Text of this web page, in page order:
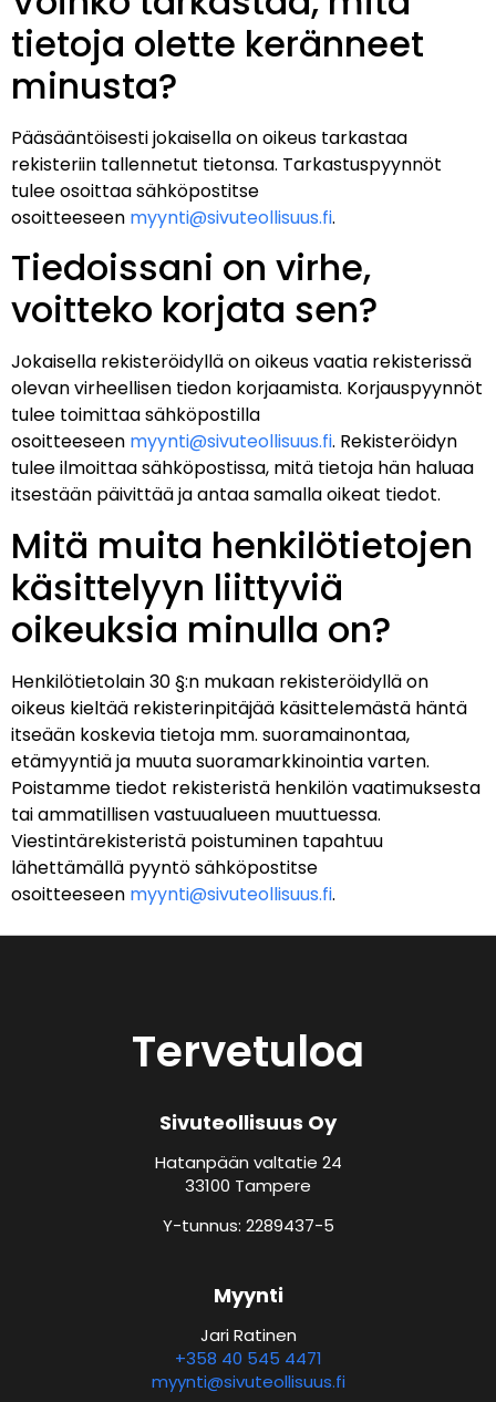
tietoja olette keränneet
minusta?
Pääsääntöisesti jokaisella on oikeus tarkastaa
rekisteriin tallennetut tietonsa. Tarkastuspyynnöt
tulee osoittaa sähköpostitse
osoitteeseen myynti@sivuteollisuus.fi.
Tiedoissani on virhe,
voitteko korjata sen?
Jokaisella rekisteröidyllä on oikeus vaatia rekisterissä
olevan virheellisen tiedon korjaamista. Korjauspyynnöt
tulee toimittaa sähköpostilla
osoitteeseen myynti@sivuteollisuus.fi. Rekisteröidyn
tulee ilmoittaa sähköpostissa, mitä tietoja hän haluaa
itsestään päivittää ja antaa samalla oikeat tiedot.
Mitä muita henkilötietojen
käsittelyyn liittyviä
oikeuksia minulla on?
Henkilötietolain 30 §:n mukaan rekisteröidyllä on
oikeus kieltää rekisterinpitäjää käsittelemästä häntä
itseään koskevia tietoja mm. suoramainontaa,
etämyyntiä ja muuta suoramarkkinointia varten.
Poistamme tiedot rekisteristä henkilön vaatimuksesta
tai ammatillisen vastuualueen muuttuessa.
Viestintärekisteristä poistuminen tapahtuu
lähettämällä pyyntö sähköpostitse
osoitteeseen myynti@sivuteollisuus.fi.
Tervetuloa
Sivuteollisuus Oy
Hatanpään valtatie 24
33100 Tampere
Y-tunnus: 2289437-5
Myynti
Jari Ratinen
+358 40 545 4471
myynti@sivuteollisuus.fi